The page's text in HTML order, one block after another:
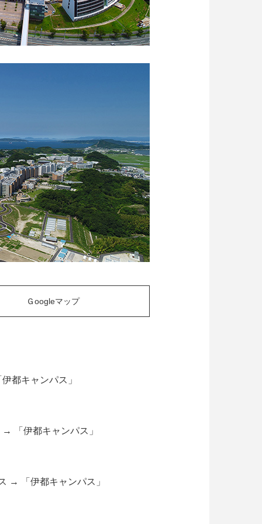
Ｇoogleマップ
都キャンパス」
「伊都キャンパス」
→ 「伊都キャンパス」